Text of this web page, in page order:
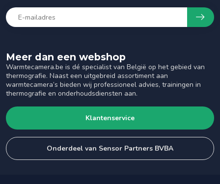
Meer dan een webshop
Warmtecamera.be is dé specialist van België op het gebied van
thermografie. Naast een uitgebreid assortiment aan
warmtecamera’s bieden wij professioneel advies, trainingen in
thermografie en onderhoudsdiensten aan.
Klantenservice
Onderdeel van Sensor Partners BVBA